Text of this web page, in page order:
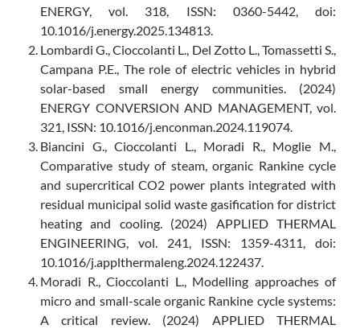
ENERGY, vol. 318, ISSN: 0360-5442, doi:
10.1016/j.energy.2025.134813.
Lombardi G., Cioccolanti L., Del Zotto L., Tomassetti S.,
Campana P.E., The role of electric vehicles in hybrid
solar-based small energy communities. (2024)
ENERGY CONVERSION AND MANAGEMENT, vol.
321, ISSN: 10.1016/j.enconman.2024.119074.
Biancini G., Cioccolanti L., Moradi R., Moglie M.,
Comparative study of steam, organic Rankine cycle
and supercritical CO2 power plants integrated with
residual municipal solid waste gasification for district
heating and cooling. (2024) APPLIED THERMAL
ENGINEERING, vol. 241, ISSN: 1359-4311, doi:
10.1016/j.applthermaleng.2024.122437.
Moradi R., Cioccolanti L., Modelling approaches of
micro and small-scale organic Rankine cycle systems:
A critical review. (2024) APPLIED THERMAL